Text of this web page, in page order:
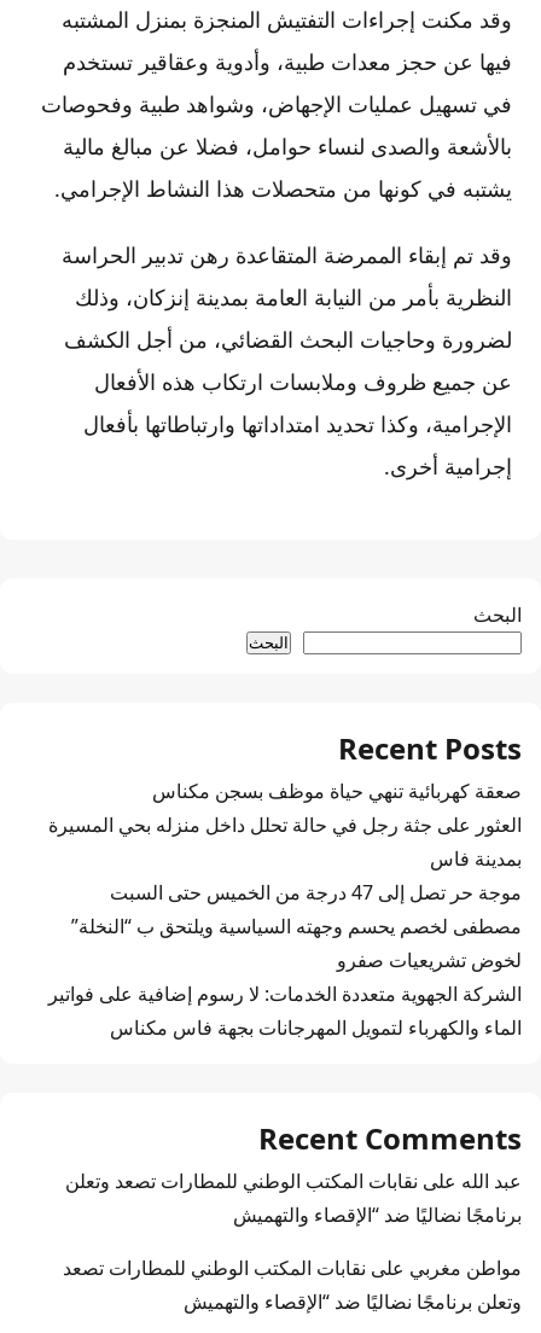
وقد مكنت إجراءات التفتيش المنجزة بمنزل المشتبه
فيها عن حجز معدات طبية، وأدوية وعقاقير تستخدم
في تسهيل عمليات الإجهاض، وشواهد طبية وفحوصات
بالأشعة والصدى لنساء حوامل، فضلا عن مبالغ مالية
يشتبه في كونها من متحصلات هذا النشاط الإجرامي.
وقد تم إبقاء الممرضة المتقاعدة رهن تدبير الحراسة
النظرية بأمر من النيابة العامة بمدينة إنزكان، وذلك
لضرورة وحاجيات البحث القضائي، من أجل الكشف
عن جميع ظروف وملابسات ارتكاب هذه الأفعال
الإجرامية، وكذا تحديد امتداداتها وارتباطاتها بأفعال
إجرامية أخرى.
البحث
البحث
Recent Posts
صعقة كهربائية تنهي حياة موظف بسجن مكناس
العثور على جثة رجل في حالة تحلل داخل منزله بحي المسيرة
بمدينة فاس
موجة حر تصل إلى 47 درجة من الخميس حتى السبت
مصطفى لخصم يحسم وجهته السياسية ويلتحق ب “النخلة”
لخوض تشريعيات صفرو
الشركة الجهوية متعددة الخدمات: لا رسوم إضافية على فواتير
الماء والكهرباء لتمويل المهرجانات بجهة فاس مكناس
Recent Comments
عبد الله على نقابات المكتب الوطني للمطارات تصعد وتعلن
برنامجًا نضاليًا ضد “الإقصاء والتهميش
مواطن مغربي على نقابات المكتب الوطني للمطارات تصعد
وتعلن برنامجًا نضاليًا ضد “الإقصاء والتهميش